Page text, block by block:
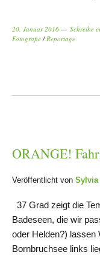
20. Januar 2016
Schreibe
Fotografie /Reportage
ORANGE!
Veröffentlicht von Sylvia
37 Grad zeigt die
Badeseen, die wir
oder Helden?) lassen
Bornbruchsee links